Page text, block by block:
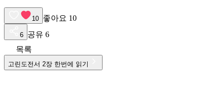
10 좋아요 10
6 공유 6
목록
고린도전서 2장 한번에 읽기